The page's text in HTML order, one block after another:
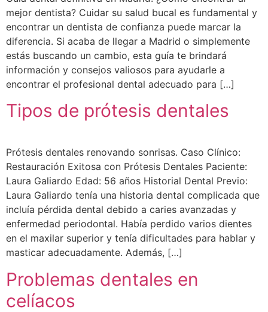
mejor dentista? Cuidar su salud bucal es fundamental y
encontrar un dentista de confianza puede marcar la
diferencia. Si acaba de llegar a Madrid o simplemente
estás buscando un cambio, esta guía te brindará
información y consejos valiosos para ayudarle a
encontrar el profesional dental adecuado para […]
Tipos de prótesis dentales
Prótesis dentales renovando sonrisas. Caso Clínico:
Restauración Exitosa con Prótesis Dentales Paciente:
Laura Galiardo Edad: 56 años Historial Dental Previo:
Laura Galiardo tenía una historia dental complicada que
incluía pérdida dental debido a caries avanzadas y
enfermedad periodontal. Había perdido varios dientes
en el maxilar superior y tenía dificultades para hablar y
masticar adecuadamente. Además, […]
Problemas dentales en
celíacos